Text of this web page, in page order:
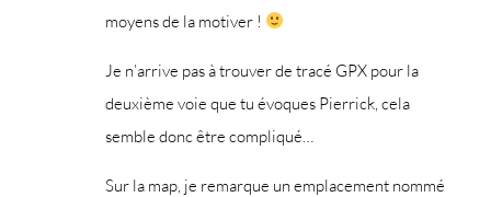
moyens de la motiver !
Je n’arrive pas à trouver de tracé GPX pour la
deuxième voie que tu évoques Pierrick, cela
semble donc être compliqué…
Sur la map, je remarque un emplacement nommé